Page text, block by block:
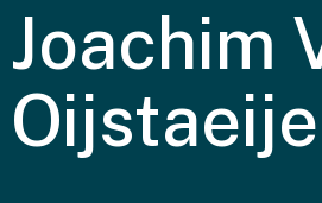
Joachim